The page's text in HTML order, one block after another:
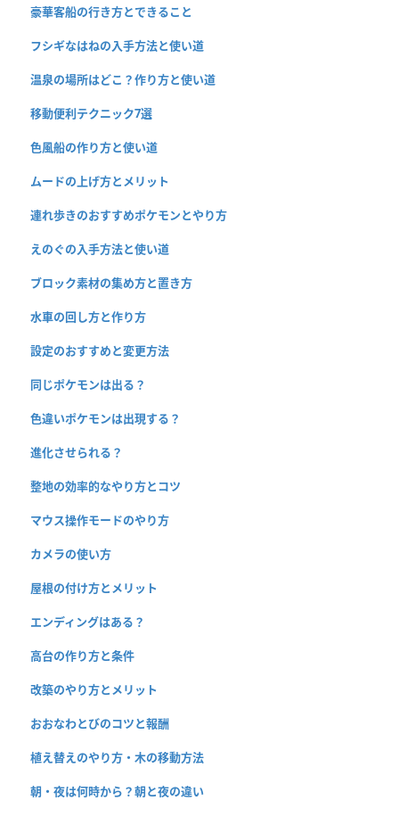
豪華客船の行き方とできること
フシギなはねの入手方法と使い道
温泉の場所はどこ？作り方と使い道
移動便利テクニック7選
色風船の作り方と使い道
ムードの上げ方とメリット
連れ歩きのおすすめポケモンとやり方
えのぐの入手方法と使い道
ブロック素材の集め方と置き方
水車の回し方と作り方
設定のおすすめと変更方法
同じポケモンは出る？
色違いポケモンは出現する？
進化させられる？
整地の効率的なやり方とコツ
マウス操作モードのやり方
カメラの使い方
屋根の付け方とメリット
エンディングはある？
高台の作り方と条件
改築のやり方とメリット
おおなわとびのコツと報酬
植え替えのやり方・木の移動方法
朝・夜は何時から？朝と夜の違い